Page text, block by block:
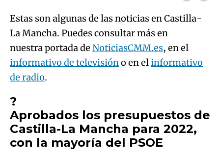
Estas son algunas de las noticias en Castilla-
La Mancha. Puedes consultar más en
nuestra portada de NoticiasCMM.es, en el
informativo de televisióno en elinformativo
de radio.
?
Aprobados los presupuestos de
Castilla-La Mancha para 2022,
con la mayoría del PSOE